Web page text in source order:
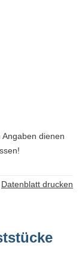
dienen
Datenblatt drucken